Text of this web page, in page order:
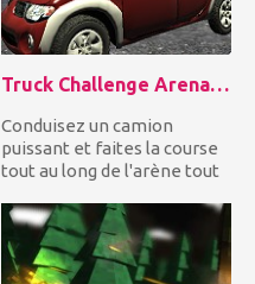
Truck Challenge Arena 3D
Conduisez un camion
puissant et faites la course
tout au long de l'arène tout